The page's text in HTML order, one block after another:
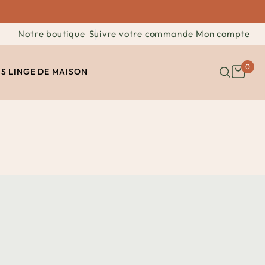
Notre boutique Suivre votre commande Mon compte
LINGE DE MAISON 0